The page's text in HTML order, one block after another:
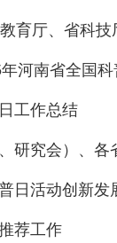
育厅、省科技
河南省全国
工作总结
研究会）、
日活动创新发
荐工作